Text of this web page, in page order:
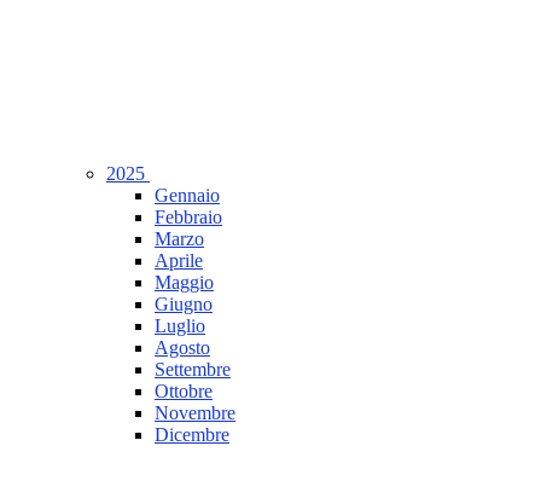
2025
Gennaio
Febbraio
Marzo
Aprile
Maggio
Giugno
Luglio
Agosto
Settembre
Ottobre
Novembre
Dicembre